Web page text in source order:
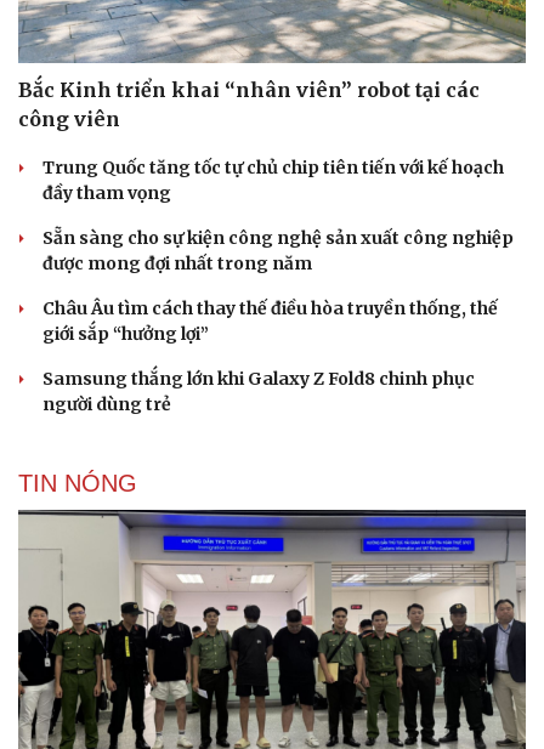
Cải chính
Bắc Kinh triển khai “nhân viên” robot tại các
công viên
Trung Quốc tăng tốc tự chủ chip tiên tiến với kế hoạch
đầy tham vọng
Sẵn sàng cho sự kiện công nghệ sản xuất công nghiệp
được mong đợi nhất trong năm
Châu Âu tìm cách thay thế điều hòa truyền thống, thế
giới sắp “hưởng lợi”
Samsung thắng lớn khi Galaxy Z Fold8 chinh phục
người dùng trẻ
TIN NÓNG